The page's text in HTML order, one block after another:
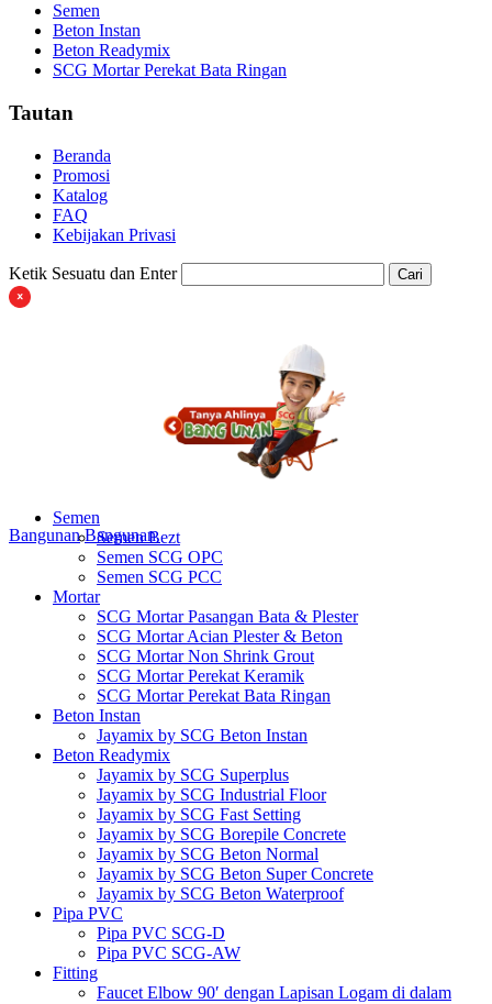
Semen
Beton Instan
Beton Readymix
SCG Mortar Perekat Bata Ringan
Tautan
Beranda
Promosi
Katalog
FAQ
Kebijakan Privasi
Ketik Sesuatu dan Enter Cari
Bangunan Bangunan
Semen
Semen Bezt
Semen SCG OPC
Semen SCG PCC
Mortar
SCG Mortar Pasangan Bata & Plester
SCG Mortar Acian Plester & Beton
SCG Mortar Non Shrink Grout
SCG Mortar Perekat Keramik
SCG Mortar Perekat Bata Ringan
Beton Instan
Jayamix by SCG Beton Instan
Beton Readymix
Jayamix by SCG Superplus
Jayamix by SCG Industrial Floor
Jayamix by SCG Fast Setting
Jayamix by SCG Borepile Concrete
Jayamix by SCG Beton Normal
Jayamix by SCG Beton Super Concrete
Jayamix by SCG Beton Waterproof
Pipa PVC
Pipa PVC SCG-D
Pipa PVC SCG-AW
Fitting
Faucet Elbow 90′ dengan Lapisan Logam di dalam